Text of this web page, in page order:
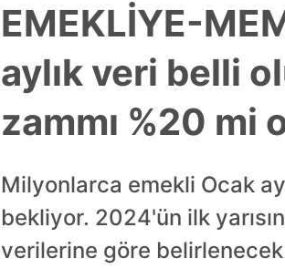
EMEKLİYE-
aylık veri belli
zammı %20 mi
Milyonlarca emekli Ocak
bekliyor. 2024'ün ilk
verilerine göre